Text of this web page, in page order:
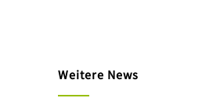
Weitere News